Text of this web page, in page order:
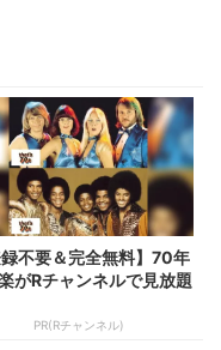
録不要＆完全無料】70年
がRチャンネルで見放題
PR(Rチャンネル)